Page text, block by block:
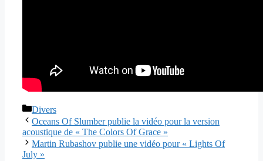
Catégories
Divers
Oceans Of Slumber publie la vidéo pour la version
acoustique de « The Colors Of Grace »
Martin Rubashov publie une vidéo pour « Lights Of
July »